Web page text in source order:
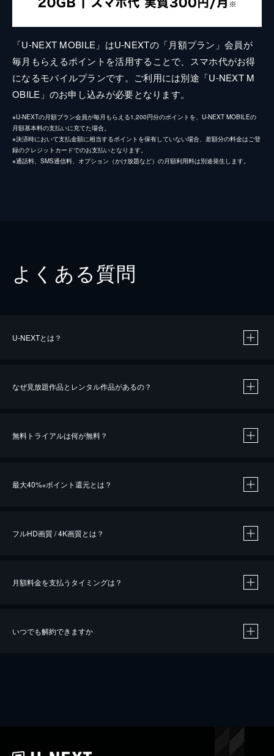
「U-NEXT MOBILE」はU-NEXTの「月額プラン」会員が
毎月もらえるポイントを活用することで、スマホ代がお得
になるモバイルプランです。ご利用には別途「U-NEXT M
OBILE」のお申し込みが必要となります。
※U-NEXTの月額プラン会員が毎月もらえる1,200円分のポイントを、U-NEXT MOBILEの
月額基本料の支払いに充てた場合。
※決済時において支払金額に相当するポイントを保有していない場合、差額分の料金はご登
録のクレジットカードでのお支払いとなります。
※通話料、SMS通信料、オプション（かけ放題など）の月額利用料は別途発生します。
よくある質問
U-NEXTとは？
なぜ見放題作品とレンタル作品があるの？
無料トライアルは何が無料？
最大40%※ポイント還元とは？
※40％ポイント還元の対象は、クレジットカード決済による作品の購入 / レンタルです。
iOSアプリのUコイン決済による作品の購入 / レンタルは、20％のポイント還元です。
フルHD画質 / 4K画質とは？
月額料金を支払うタイミングは？
いつでも解約できますか